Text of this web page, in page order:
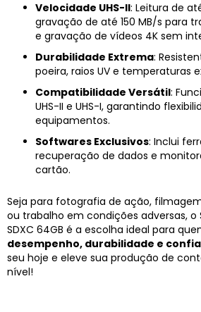
Velocidade UHS-II: Leitura de
gravação de até 150 MB/s para
e gravação de vídeos 4K sem
Durabilidade Extrema:
poeira, raios UV e temperaturas
Compatibilidade Versátil:
UHS-II e UHS-I, garantindo
equipamentos.
Softwares Exclusivos: Inclui
recuperação de dados e
cartão.
Seja para fotografia de ação,
ou trabalho em condições adversas, o
SDXC 64GB é a escolha ideal para
desempenho, durabilidade e
seu hoje e eleve sua produção de
nível!